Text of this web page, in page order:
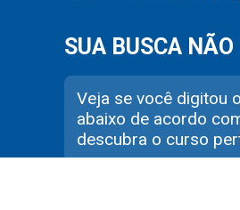
SUA BUSCA
Veja se você digitou
abaixo de acordo
descubra o curso